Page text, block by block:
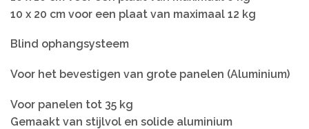
10 x 20 cm voor een plaat van maximaal 12 kg
Blind ophangsysteem
Voor het bevestigen van grote panelen (Aluminium)
Voor panelen tot 35 kg
Gemaakt van stijlvol en solide aluminium